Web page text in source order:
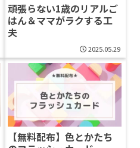
頑張らない1歳のリアルご
はん＆ママがラクする工
夫
2025.05.29
【無料配布】色とかたち